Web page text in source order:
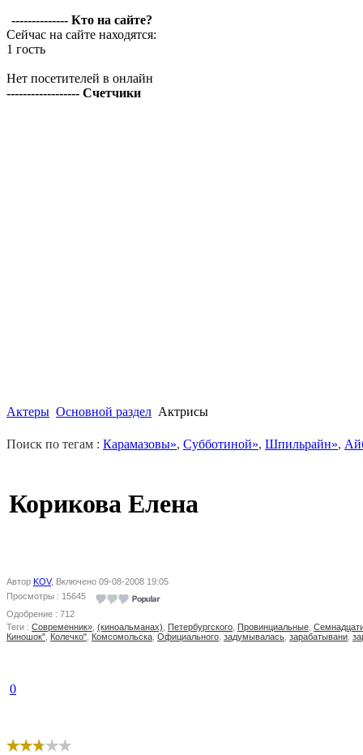
-------------- Кто на сайте?
Сейчас на сайте находятся:
1 гость
Нет посетителей в онлайн
------------------ Счетчики
Актеры Основной раздел Актрисы
Поиск по тегам : Карамазовы», Субботиной», Шпильрайн»,
Корикова Елена
Автор KOV, Включено 09-08-2008 19:05
Просмотры : 15645
Одобрение : 712
Теги : Современник» (киноальманах) Петербургского Провинциальные
Киношок" Колечко" Комсомольска Официального задумывалась зарабатывани
0